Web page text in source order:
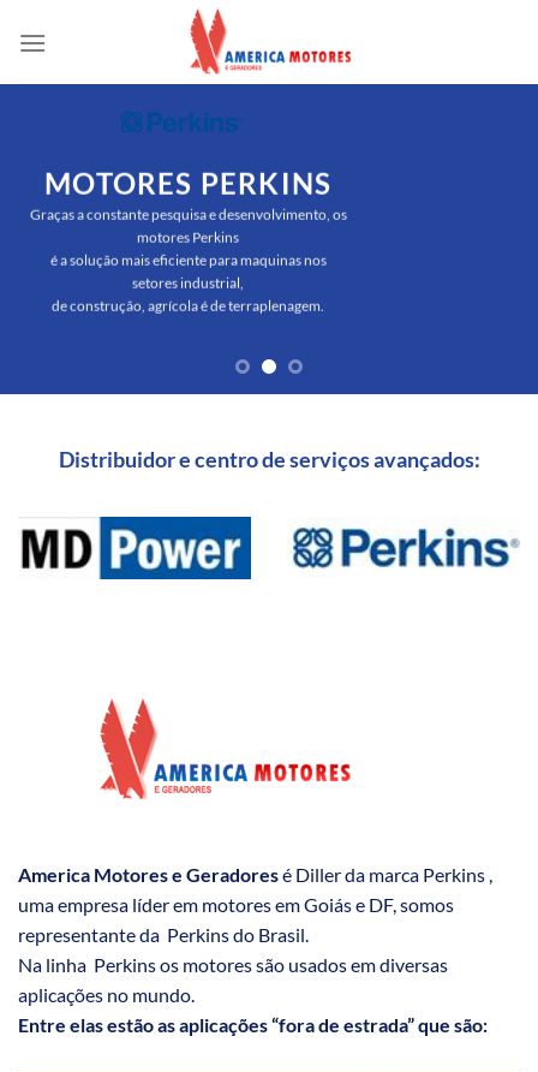
MOTORES PERKINS
Graças a constante pesquisa e desenvolvimento, os
motores Perkins
é a solução mais eficiente para maquinas nos
setores industrial,
de construção, agrícola é de terraplenagem.
Distribuidor e centro de serviços avançados:
America Motores e Geradoresé Diller da marca Perkins ,
uma empresa líder em motores em Goiás e DF, somos
representante da Perkins do Brasil.
Na linha Perkins os motores são usados em diversas
aplicações no mundo.
Entre elas estão as aplicações “fora de estrada” que são: